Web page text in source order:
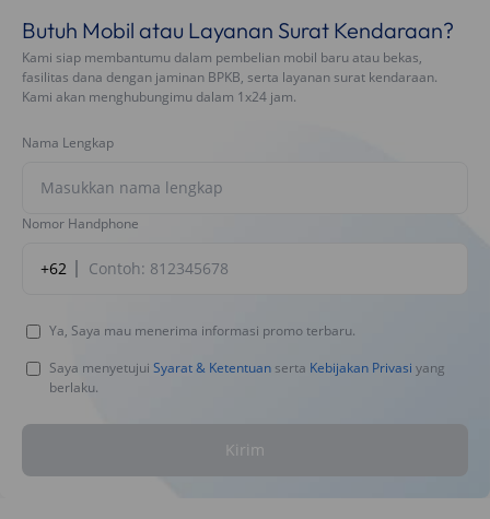
Butuh Mobil atau Layanan Surat Kendaraan?
Kami siap membantumu dalam pembelian mobil baru atau bekas,
fasilitas dana dengan jaminan BPKB, serta layanan surat kendaraan.
Kami akan menghubungimu dalam 1x24 jam.
Nama Lengkap
Nomor Handphone
+62
Ya, Saya mau menerima informasi promo terbaru.
Saya menyetujui Syarat & Ketentuan serta Kebijakan Privasi yang
berlaku.
Kirim